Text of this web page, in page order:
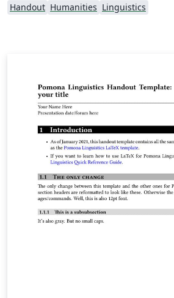
Handout Humanities Linguistics